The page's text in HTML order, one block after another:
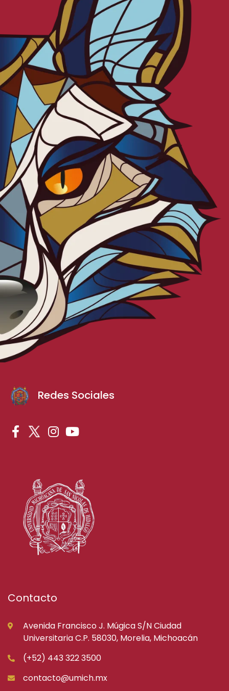
Redes Sociales
Contacto
Avenida Francisco J. Múgica S/N Ciudad
Universitaria C.P. 58030, Morelia, Michoacán
(+52) 443 322 3500
contacto@umich.mx